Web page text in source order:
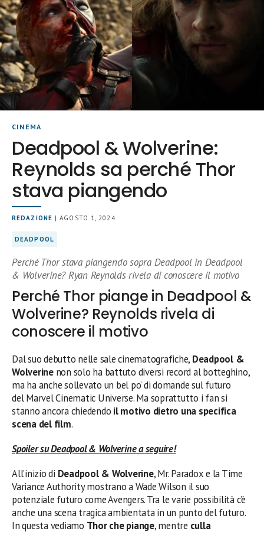
CINEMA
Deadpool & Wolverine:
Reynolds sa perché Thor
stava piangendo
REDAZIONE | AGOSTO 1, 2024
DEADPOOL
Perché Thor stava piangendo sopra Deadpool in Deadpool
& Wolverine? Ryan Reynolds rivela di conoscere il motivo
Perché Thor piange in Deadpool &
Wolverine? Reynolds rivela di
conoscere il motivo
Dal suo debutto nelle sale cinematografiche, Deadpool &
Wolverinenon solo ha battuto diversi record al botteghino,
ma ha anche sollevato un bel po’ di domande sul futuro
del Marvel Cinematic Universe. Ma soprattutto i fan si
stanno ancora chiedendo il motivo dietro una specifica
scena del film.
Spoiler su Deadpool & Wolverine a seguire!
All’inizio di Deadpool & Wolverine, Mr. Paradox e la Time
Variance Authority mostrano a Wade Wilson il suo
potenziale futuro come Avengers. Tra le varie possibilità c’è
anche una scena tragica ambientata in un punto del futuro.
In questa vediamo Thor che piange, mentre culla